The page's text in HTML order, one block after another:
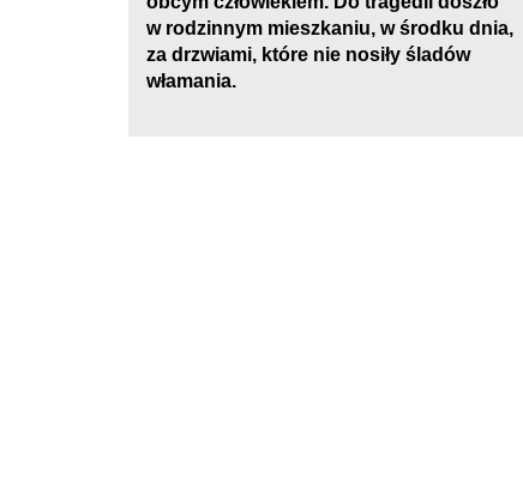
w rodzinnym mieszkaniu, w środku dnia,
za drzwiami, które nie nosiły śladów
włamania.